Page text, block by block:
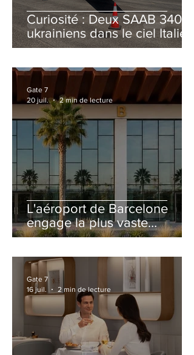
Curiosité : Deux SAAB 340B
ukrainiens dans le ciel Italien
cet été
L'aéroport de Barcelone
engage la plus vaste
rénovation de son Terminal
Gate 7
20 juil.
2 min de lecture
Gate 7
16 juil.
2 min de lecture